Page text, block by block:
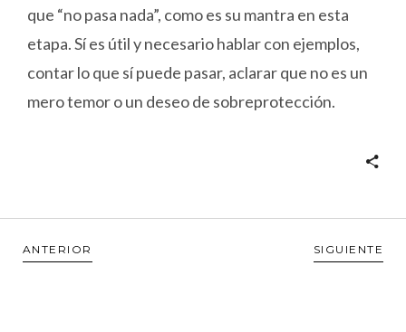
que “no pasa nada”, como es su mantra en esta
etapa. Sí es útil y necesario hablar con ejemplos,
contar lo que sí puede pasar, aclarar que no es un
mero temor o un deseo de sobreprotección.
ANTERIOR SIGUIENTE